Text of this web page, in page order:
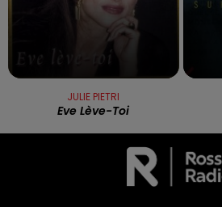
JULIE PIETRI
Eve Lève-Toi